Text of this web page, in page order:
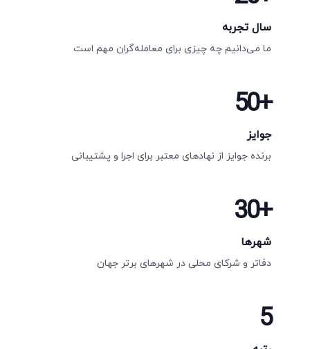
سال تجربه
ما می‌دانیم چه چیزی برای معامله‌گران مهم است
50+
جوایز
برنده جوایز از نهادهای معتبر برای اجرا و پشتیبانی
30+
شهرها
دفاتر و شرکای محلی در شهرهای برتر جهان
5